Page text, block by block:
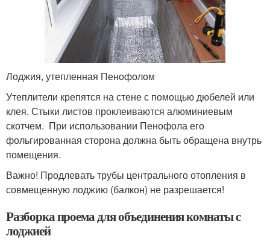
Лоджия, утепленная Пенофолом
Утеплители крепятся на стене с помощью дюбелей или
клея. Стыки листов проклеиваются алюминиевым
скотчем. При использовании Пенофола его
фольгированная сторона должна быть обращена внутрь
помещения.
Важно! Продлевать трубы центрального отопления в
совмещенную лоджию (балкон) не разрешается!
Разборка проема для объединения комнаты с
лоджией